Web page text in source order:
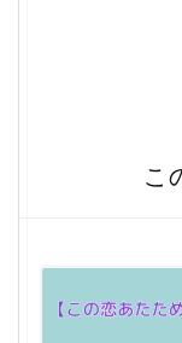
こ